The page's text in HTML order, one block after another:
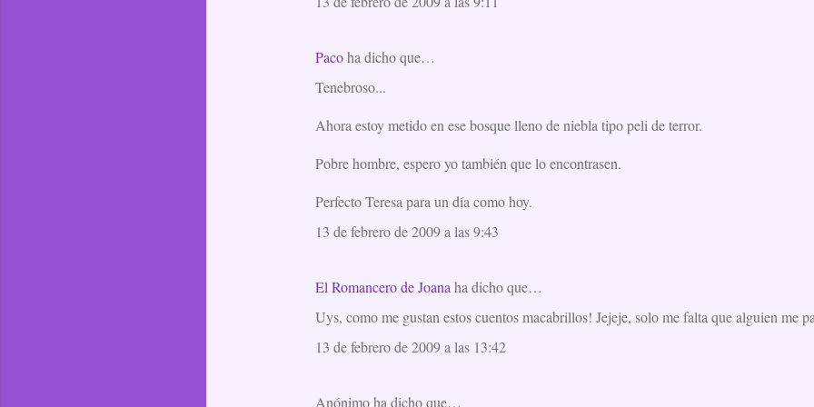
Pacoha dicho que…
Tenebroso...
Ahora estoy metido en ese bosque lleno de niebla tipo peli de terror.
Pobre hombre, espero yo también que lo encontrasen.
Perfecto Teresa para un día como hoy.
13 de febrero de 2009 a las 9:43
El Romancero de Joana ha dicho que…
Uys, como me gustan estos cuentos macabrillos! Jejeje, solo me falta que alguien me
13 de febrero de 2009 a las 13:42
Anónimo ha dicho que…